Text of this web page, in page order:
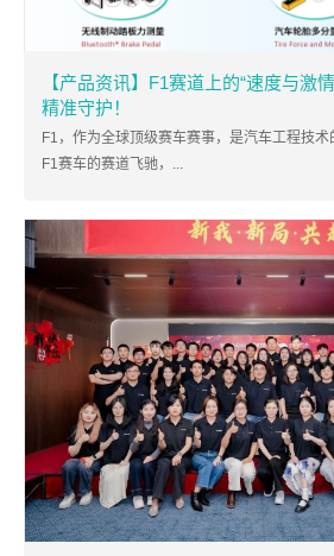
【产品资讯】F1赛道上的“速度与激
精准守护！
F1，作为全球顶级赛车赛事，是汽车工程技术
F1赛车的赛道飞驰，...